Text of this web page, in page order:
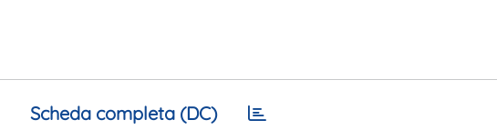
Scheda completa (DC)